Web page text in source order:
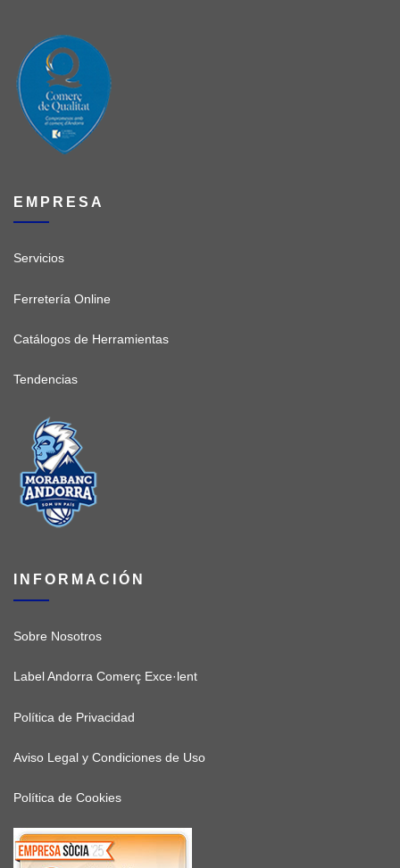
EMPRESA
Servicios
Ferretería Online
Catálogos de Herramientas
Tendencias
INFORMACIÓN
Sobre Nosotros
Label Andorra Comerç Exce·lent
Política de Privacidad
Aviso Legal y Condiciones de Uso
Política de Cookies